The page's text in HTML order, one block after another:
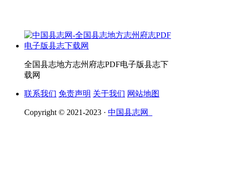
全国县志地方志州府志PDF电子版县志下
载网
联系我们 免责声明 关于我们 网站地图
Copyright © 2021-2023 · 中国县志网